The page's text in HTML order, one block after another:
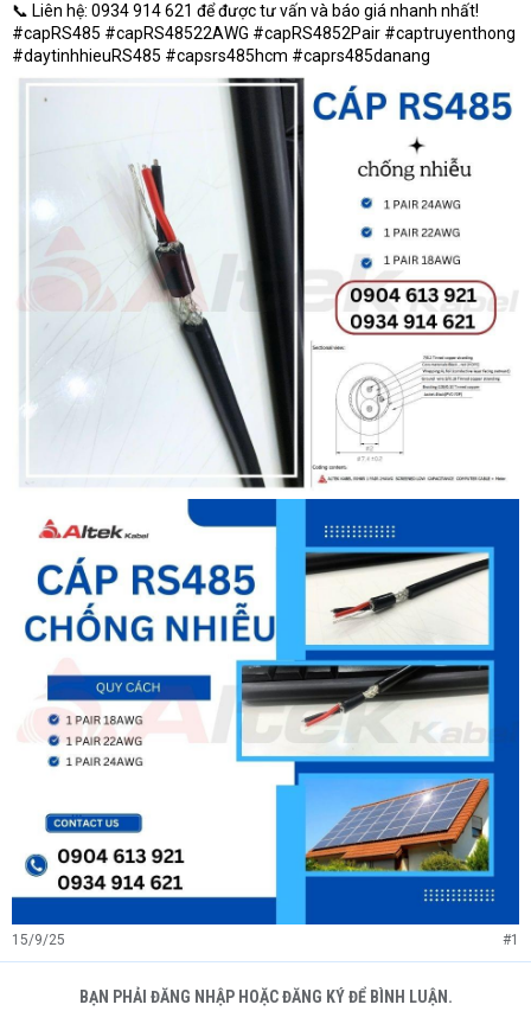
📞 Liên hệ: 0934 914 621 để được tư vấn và báo giá nhanh nhất!
#capRS485 #capRS48522AWG #capRS4852Pair #captruyenthong
#daytinhhieuRS485 #capsrs485hcm #caprs485danang
15/9/25 #1
BẠN PHẢI ĐĂNG NHẬP HOẶC ĐĂNG KÝ ĐỂ BÌNH LUẬN.